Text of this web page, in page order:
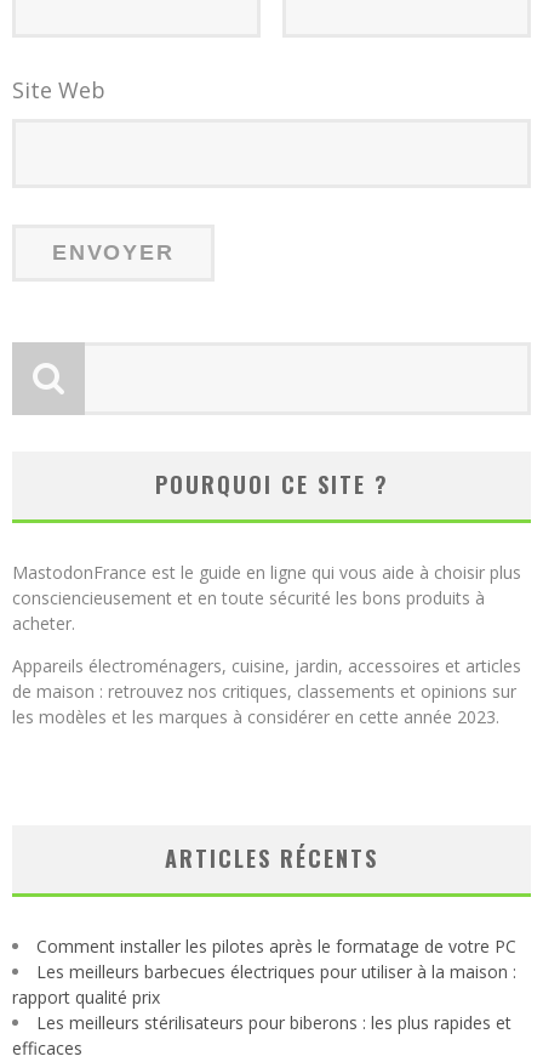
Site Web
POURQUOI CE SITE ?
MastodonFrance est le guide en ligne qui vous aide à choisir plus
consciencieusement et en toute sécurité les bons produits à
acheter.
Appareils électroménagers, cuisine, jardin, accessoires et articles
de maison : retrouvez nos critiques, classements et opinions sur
les modèles et les marques à considérer en cette année 2023.
ARTICLES RÉCENTS
Comment installer les pilotes après le formatage de votre PC
Les meilleurs barbecues électriques pour utiliser à la maison :
rapport qualité prix
Les meilleurs stérilisateurs pour biberons : les plus rapides et
efficaces